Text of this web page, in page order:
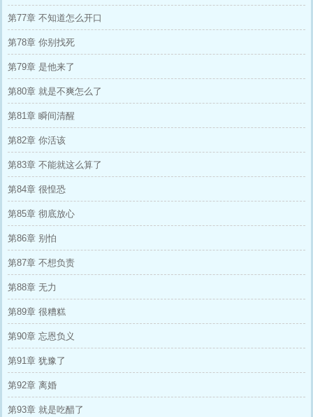
第77章 不知道怎么开口
第78章 你别找死
第79章 是他来了
第80章 就是不爽怎么了
第81章 瞬间清醒
第82章 你活该
第83章 不能就这么算了
第84章 很惶恐
第85章 彻底放心
第86章 别怕
第87章 不想负责
第88章 无力
第89章 很糟糕
第90章 忘恩负义
第91章 犹豫了
第92章 离婚
第93章 就是吃醋了